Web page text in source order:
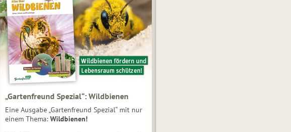
„Gartenfreund Spezial“: Wildbienen
Eine Ausgabe „Gartenfreund Spezial“ mit nur
einem Thema: Wildbienen!